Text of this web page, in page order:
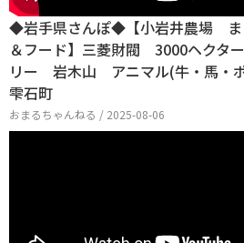
◆岩手県さんぽ◆【小岩井農場
＆フード】三菱財閥 3000ヘクタ
リー 岩木山 アニマル(牛・馬・
雫石町
おまるちゃんねる / 2025-08-06